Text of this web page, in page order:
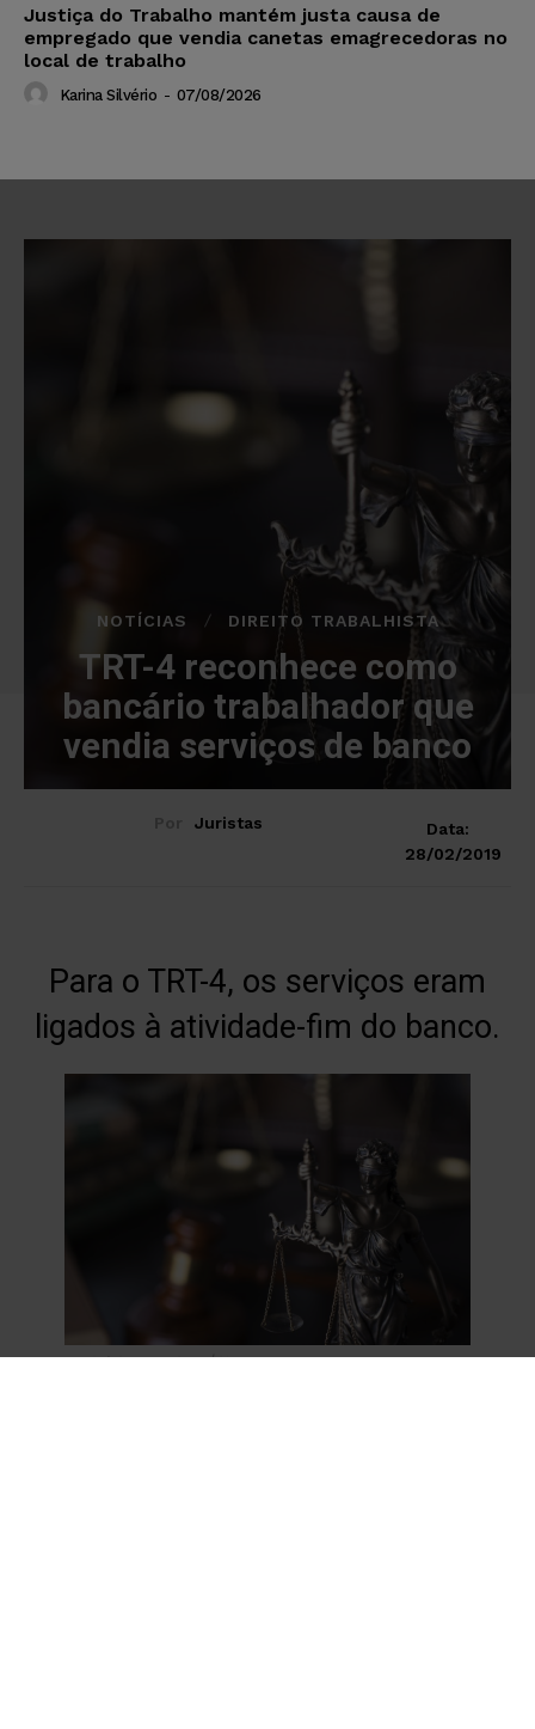
Justiça do Trabalho mantém justa causa de
empregado que vendia canetas emagrecedoras no
local de trabalho
Karina Silvério - 07/08/2026